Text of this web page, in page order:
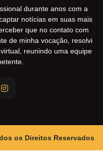
durante anos com a
notícias em suas mais
que no contato com
de minha vocação, resolvi
reunindo uma equipe
os Direitos Reservados